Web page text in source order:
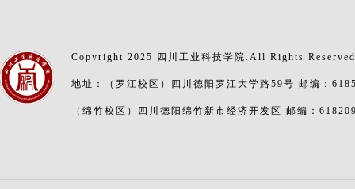
Copyright 2025 四川工业科技学院.All Rights
地址：（罗江校区）四川德阳罗江大学路59号 邮编：
（绵竹校区）四川德阳绵竹新市经济开发区 邮编：